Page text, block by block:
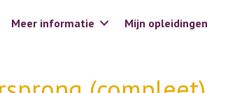
Meer informatie Mijn opleidingen